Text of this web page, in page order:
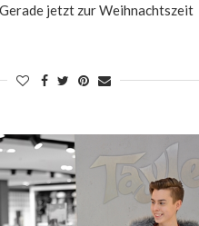
jetzt zur Weihnachtszeit